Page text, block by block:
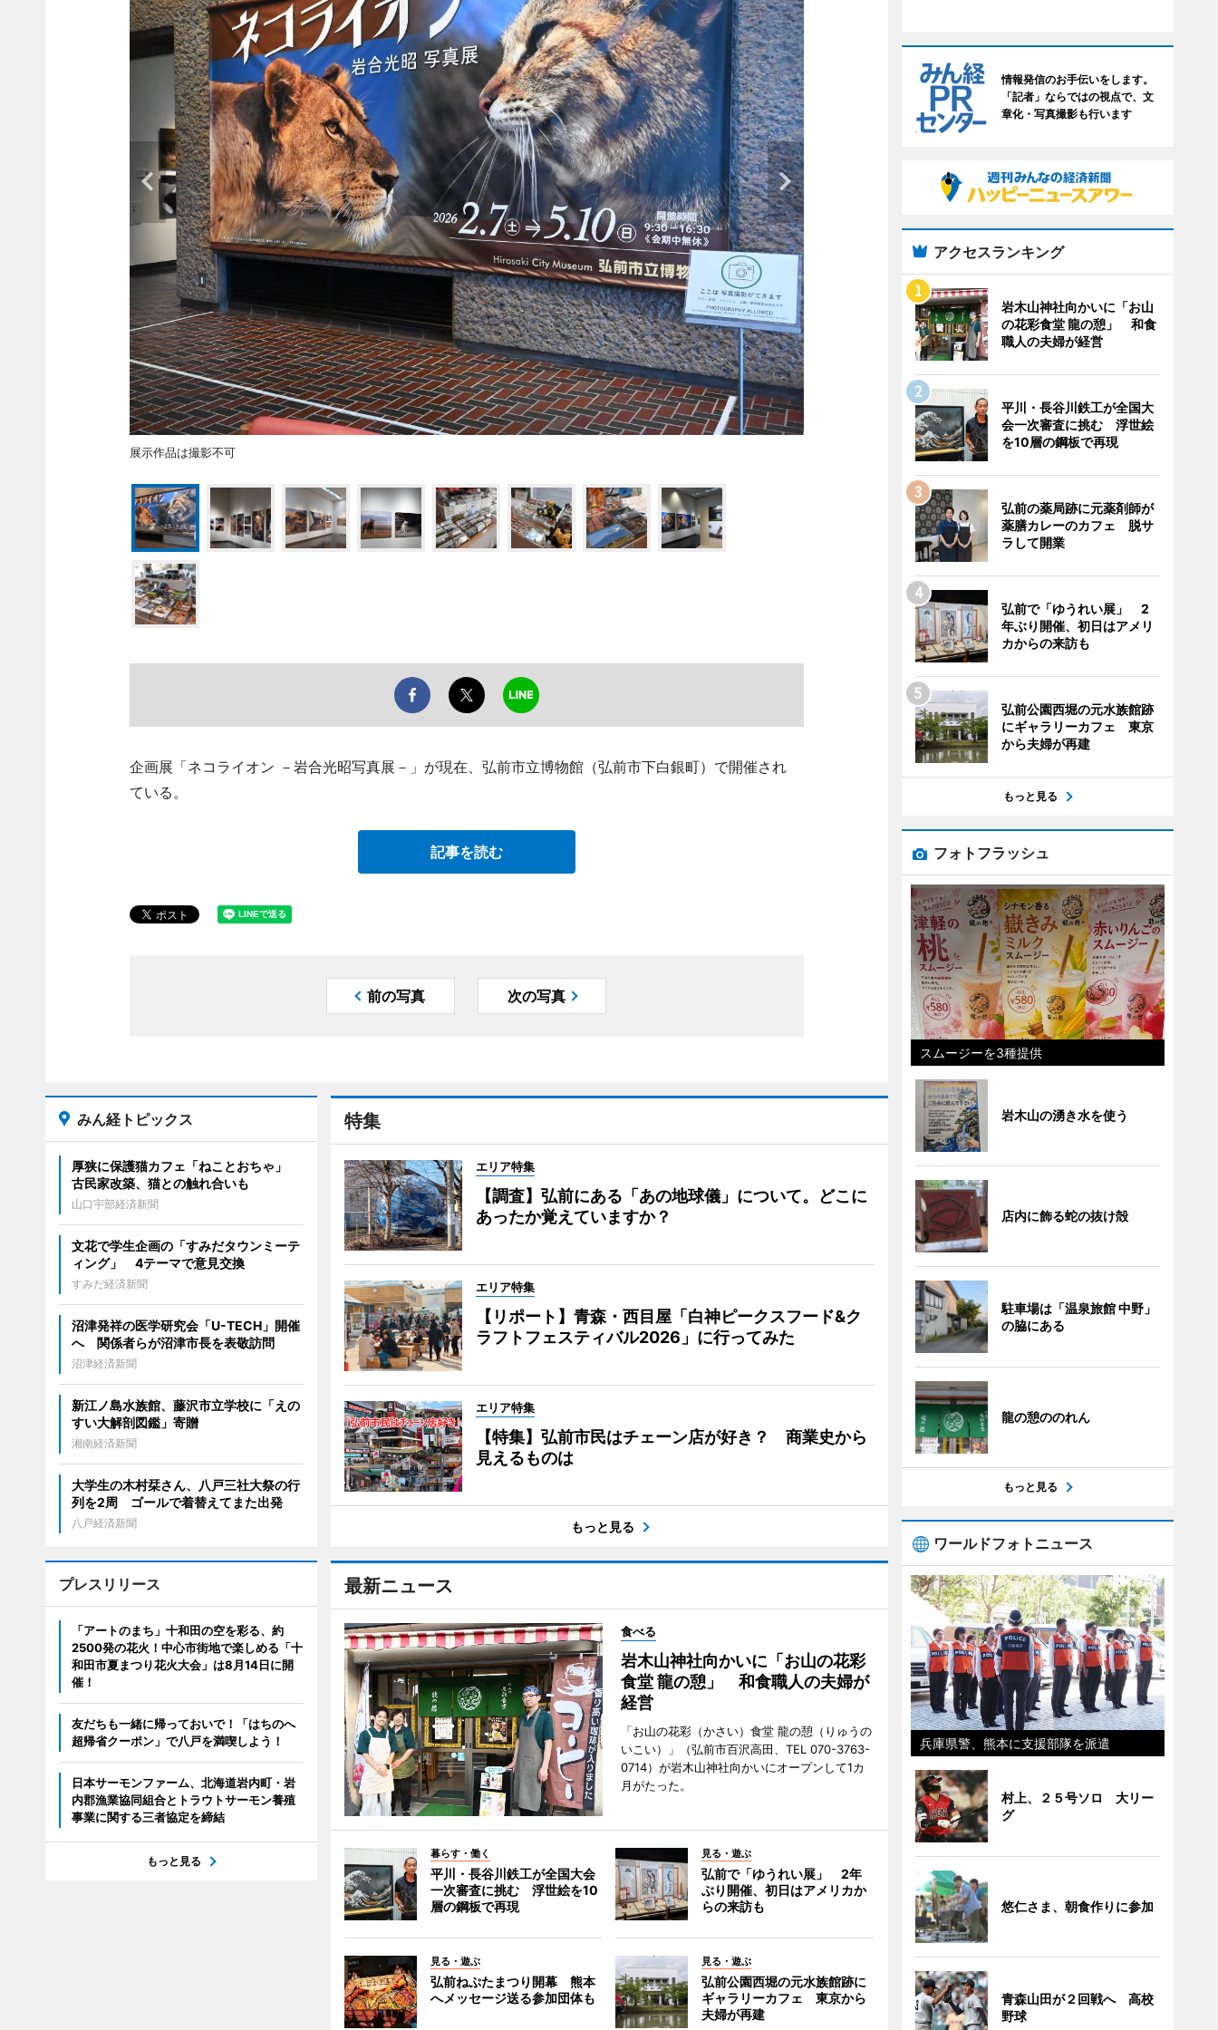
展示作品は撮影不可
企画展「ネコライオン －岩合光昭写真展－」が現在、弘前市立博物館（弘前市下白銀町）で開催され
ている。
記事を読む
前の写真 次の写真
特集
エリア特集
【調査】弘前にある「あの地球儀」について。どこに
あったか覚えていますか？
エリア特集
【リポート】青森・西目屋「白神ピークスフード&ク
ラフトフェスティバル2026」に行ってみた
エリア特集
【特集】弘前市民はチェーン店が好き？ 商業史から
見えるものは
もっと見る
最新ニュース
食べる
岩木山神社向かいに「お山の花彩
食堂 龍の憩」 和食職人の夫婦が
経営
「お山の花彩（かさい）食堂 龍の憩（りゅうの
いこい）」（弘前市百沢高田、TEL 070-3763-
0714）が岩木山神社向かいにオープンして1カ
月がたった。
暮らす・働く
平川・長谷川鉄工が全国大会
一次審査に挑む 浮世絵を10
層の鋼板で再現
見る・遊ぶ
弘前で「ゆうれい展」 2年
ぶり開催、初日はアメリカか
らの来訪も
見る・遊ぶ
弘前ねぷたまつり開幕 熊本
へメッセージ送る参加団体も
見る・遊ぶ
弘前公園西堀の元水族館跡に
ギャラリーカフェ 東京から
夫婦が再建
みん経トピックス
厚狭に保護猫カフェ「ねことおちゃ」
古民家改築、猫との触れ合いも
山口宇部経済新聞
文花で学生企画の「すみだタウンミーテ
ィング」 4テーマで意見交換
すみだ経済新聞
沼津発祥の医学研究会「U-TECH」開催
へ 関係者らが沼津市長を表敬訪問
沼津経済新聞
新江ノ島水族館、藤沢市立学校に「えの
すい大解剖図鑑」寄贈
湘南経済新聞
大学生の木村栞さん、八戸三社大祭の行
列を2周 ゴールで着替えてまた出発
八戸経済新聞
プレスリリース
「アートのまち」十和田の空を彩る、約
2500発の花火！中心市街地で楽しめる「十
和田市夏まつり花火大会」は8月14日に開
催！
友だちも一緒に帰っておいで！「はちのへ
超帰省クーポン」で八戸を満喫しよう！
日本サーモンファーム、北海道岩内町・岩
内郡漁業協同組合とトラウトサーモン養殖
事業に関する三者協定を締結
もっと見る
情報発信のお手伝いをします。
「記者」ならではの視点で、文
章化・写真撮影も行います
アクセスランキング
岩木山神社向かいに「お山
の花彩食堂 龍の憩」 和食
職人の夫婦が経営
平川・長谷川鉄工が全国大
会一次審査に挑む 浮世絵
を10層の鋼板で再現
弘前の薬局跡に元薬剤師が
薬膳カレーのカフェ 脱サ
ラして開業
弘前で「ゆうれい展」 2
年ぶり開催、初日はアメリ
カからの来訪も
弘前公園西堀の元水族館跡
にギャラリーカフェ 東京
から夫婦が再建
もっと見る
フォトフラッシュ
スムージーを3種提供
岩木山の湧き水を使う
店内に飾る蛇の抜け殻
駐車場は「温泉旅館 中野」
の脇にある
龍の憩ののれん
もっと見る
ワールドフォトニュース
兵庫県警、熊本に支援部隊を派遣
村上、２５号ソロ 大リー
グ
悠仁さま、朝食作りに参加
青森山田が２回戦へ 高校
野球